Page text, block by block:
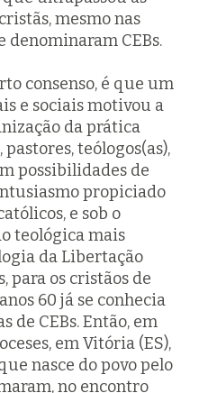
mesmo nas
denominaram CEBs.
consenso, é que um
e sociais motivou a
da prática
teólogos(as),
possibilidades de
propiciado
e sob o
teológica mais
da Libertação
para os cristãos de
60 já se conhecia
de CEBs. Então, em
em Vitória (ES),
nasce do povo pelo
no encontro